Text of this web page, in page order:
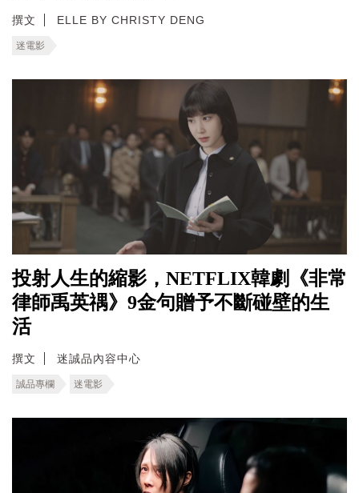
撰文 ELLE BY CHRISTY DENG
迷電影
投射人生的縮影，NETFLIX韓劇《非常
律師禹英禑》9金句贈予不斷碰壁的生
活
撰文 迷誠品內容中心
誠品專欄 迷電影